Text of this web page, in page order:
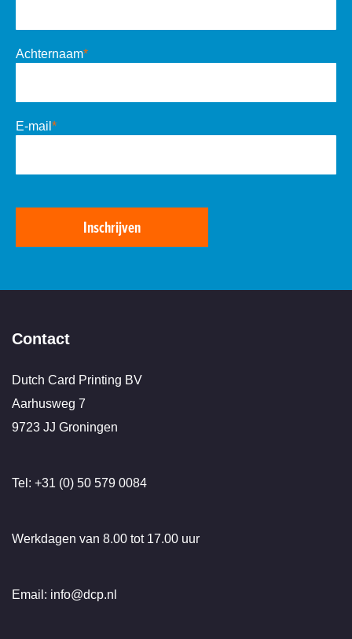
Achternaam*
E-mail *
Inschrijven
Contact
Dutch Card Printing BV
Aarhusweg 7
9723 JJ Groningen
Tel: +31 (0) 50 579 0084
Werkdagen van 8.00 tot 17.00 uur
Email: info@dcp.nl